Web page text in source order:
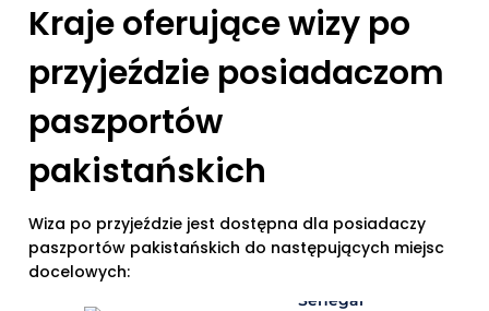
Kraje oferujące wizy po
przyjeździe posiadaczom
paszportów
pakistańskich
Wiza po przyjeździe jest dostępna dla posiadaczy
paszportów pakistańskich do następujących miejsc
docelowych: